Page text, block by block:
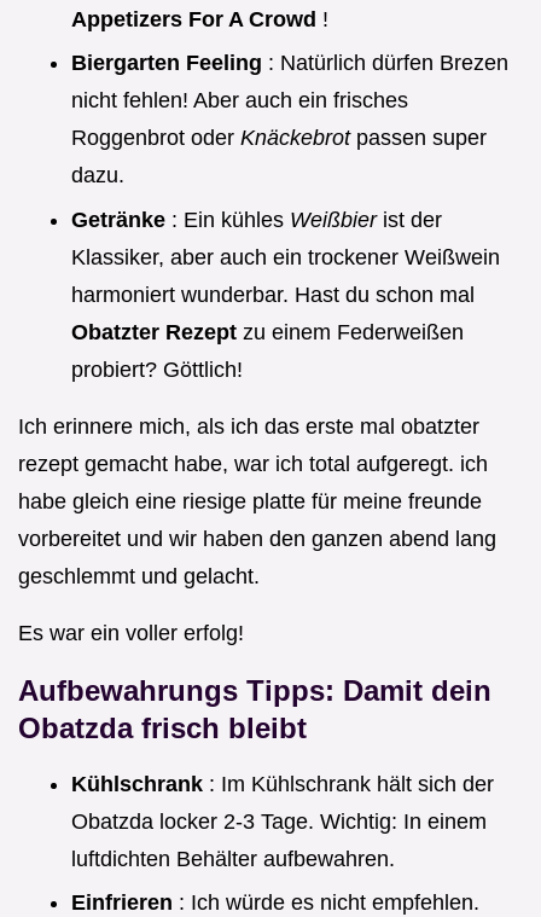
Appetizers For A Crowd !
Biergarten Feeling : Natürlich dürfen Brezen
nicht fehlen! Aber auch ein frisches
Roggenbrot oder Knäckebrot passen super
dazu.
Getränke : Ein kühles Weißbier ist der
Klassiker, aber auch ein trockener Weißwein
harmoniert wunderbar. Hast du schon mal
Obatzter Rezept zu einem Federweißen
probiert? Göttlich!
Ich erinnere mich, als ich das erste mal obatzter
rezept gemacht habe, war ich total aufgeregt. ich
habe gleich eine riesige platte für meine freunde
vorbereitet und wir haben den ganzen abend lang
geschlemmt und gelacht.
Es war ein voller erfolg!
Aufbewahrungs Tipps: Damit dein
Obatzda frisch bleibt
Kühlschrank : Im Kühlschrank hält sich der
Obatzda locker 2-3 Tage. Wichtig: In einem
luftdichten Behälter aufbewahren.
Einfrieren : Ich würde es nicht empfehlen.